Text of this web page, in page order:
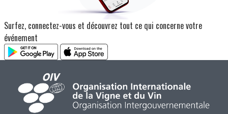
Surfez, connectez-vous et découvrez tout ce qui concerne votre
événement